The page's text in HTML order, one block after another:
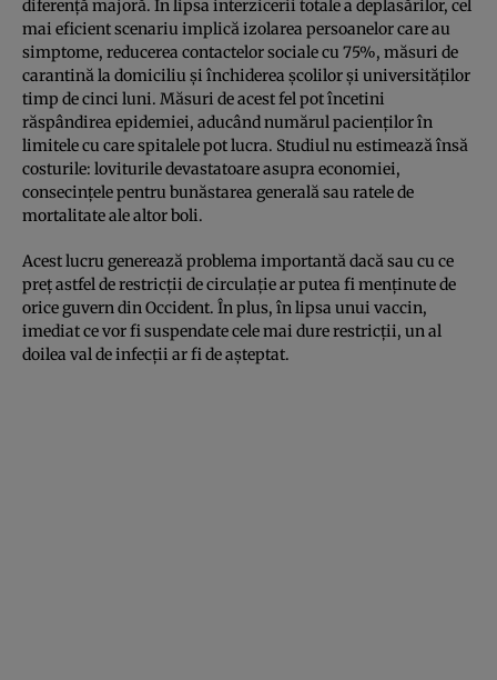
diferenţă majoră. În lipsa interzicerii totale a deplasărilor, cel
mai eficient scenariu implică izolarea persoanelor care au
simptome, reducerea contactelor sociale cu 75%, măsuri de
carantină la domiciliu şi închiderea şcolilor şi universităţilor
timp de cinci luni. Măsuri de acest fel pot încetini
răspândirea epidemiei, aducând numărul pacienţilor în
limitele cu care spitalele pot lucra. Studiul nu estimează însă
costurile: loviturile devastatoare asupra economiei,
consecinţele pentru bunăstarea generală sau ratele de
mortalitate ale altor boli.
Acest lucru generează problema importantă dacă sau cu ce
preţ astfel de restricţii de circulaţie ar putea fi menţinute de
orice guvern din Occident. În plus, în lipsa unui vaccin,
imediat ce vor fi suspendate cele mai dure restricţii, un al
doilea val de infecţii ar fi de aşteptat.